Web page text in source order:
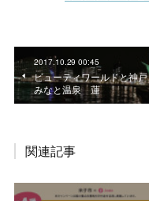
2017.10.29 00:45
ビューティワールドと神戸
みなと温泉 蓮
関連記事